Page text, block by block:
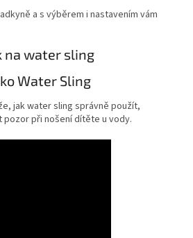
a s výběrem i nastavením vám
na water sling
Water Sling
jak water sling správně použít,
pozor při nošení dítěte u vody.